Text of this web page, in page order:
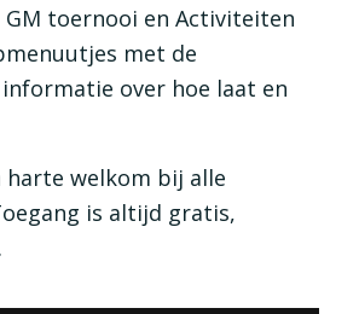
GM toernooi en Activiteiten
met de
over hoe laat en
harte welkom bij alle
is altijd gratis,